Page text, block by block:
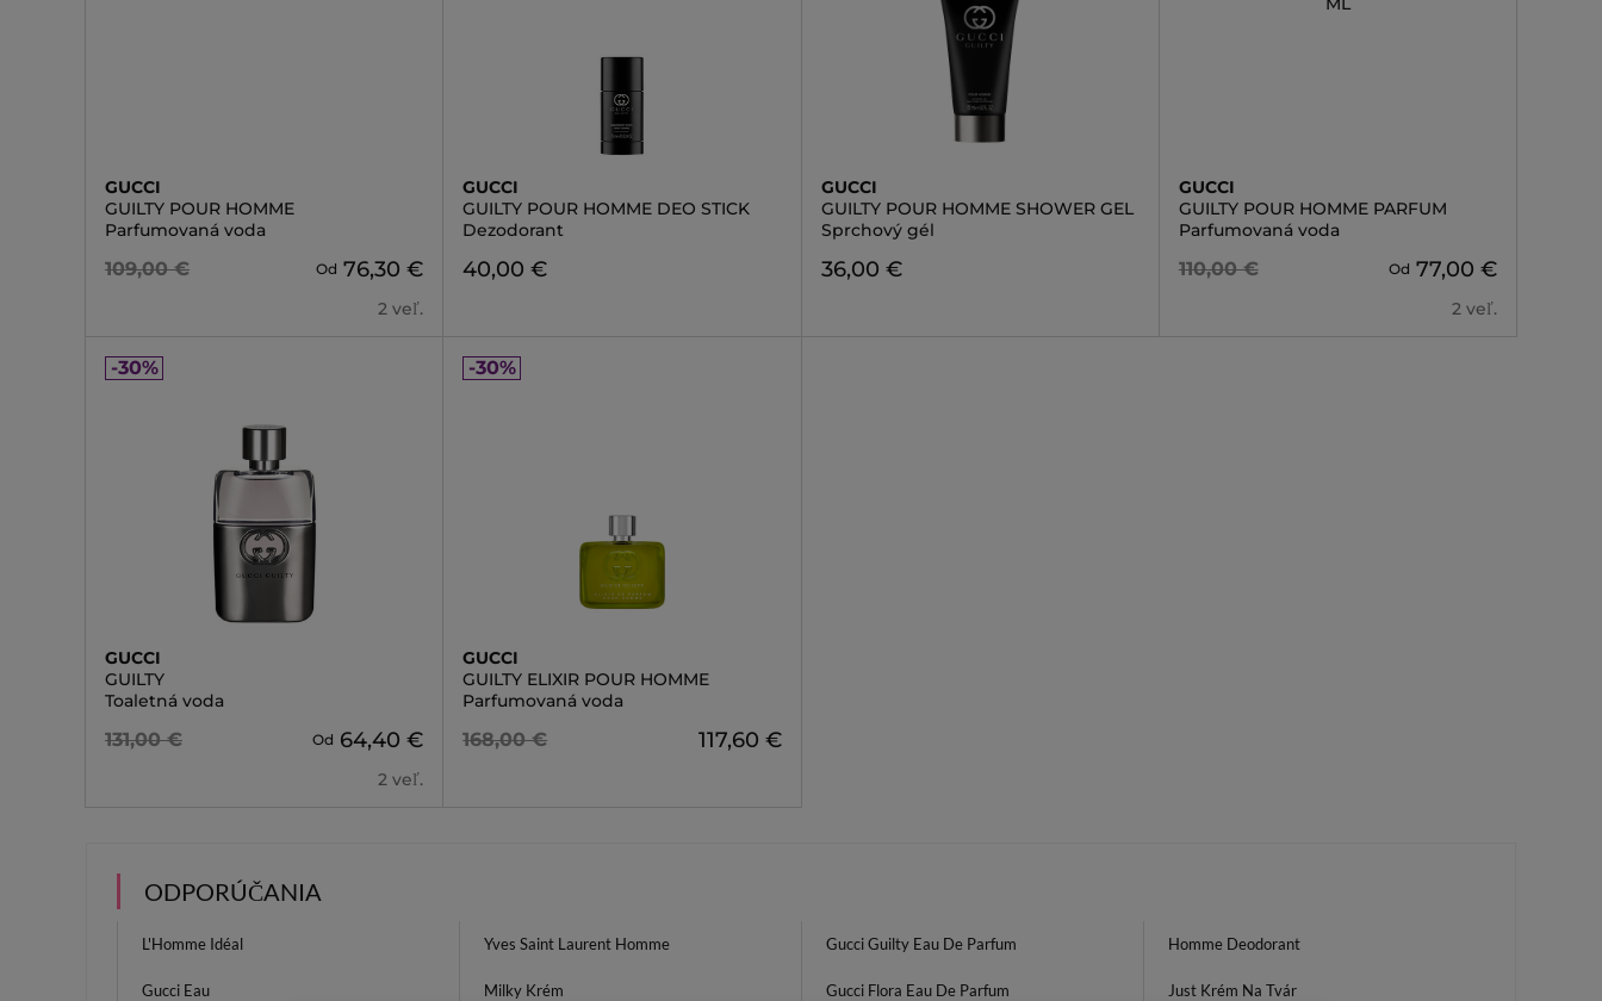
GUCCI
GUILTY POUR HOMME
Parfumovaná voda
109,00 € Od 76,30 €
2 veľ.
GUCCI
GUILTY POUR HOMME DEO STICK
Dezodorant
40,00 €
GUCCI
GUILTY POUR HOMME SHOWER GEL
Sprchový gél
36,00 €
GUCCI
GUILTY POUR HOMME PARFUM
Parfumovaná voda
110,00 € Od 77,00 €
2 veľ.
-30%
GUCCI
GUILTY
Toaletná voda
131,00 € Od 64,40 €
2 veľ.
-30%
GUCCI
GUILTY ELIXIR POUR HOMME
Parfumovaná voda
168,00 € 117,60 €
ODPORÚČANIA
L'Homme Idéal Yves Saint Laurent Homme Gucci Guilty Eau De Parfum Homme Deodorant
Gucci Eau Milky Krém Gucci Flora Eau De Parfum Just Krém Na Tvár